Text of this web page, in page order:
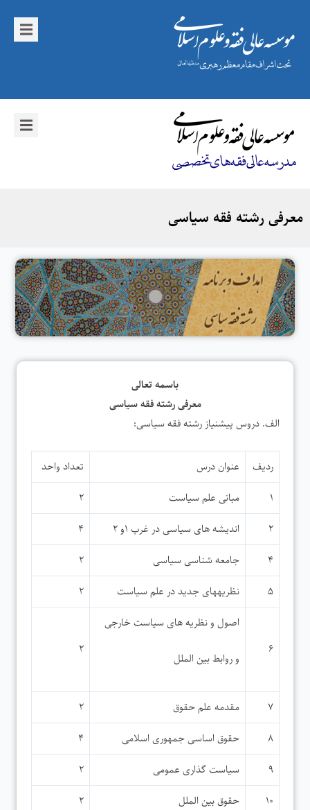
معرفی رشته فقه سیاسی
باسمه تعالی
معرفی رشته فقه سیاسی
الف. دروس پیشنیاز رشته فقه سیاسی:
ردیف عنوان درس
تعداد واحد
۱
مبانی علم سیاست
۲
۲
اندیشه های سیاسی در غرب ۱و ۲
۴
۴
جامعه شناسی سیاسی
۲
۵
نظریه­های جدید در علم سیاست ۲
۶
اصول و نظریه های سیاست خارجی
و روابط بین الملل
۲
۷ مقدمه علم حقوق
۲
۸
حقوق اساسی جمهوری اسلامی
۴
۹
سیاست گذاری عمومی
۲
۱۰
حقوق بین الملل
۲